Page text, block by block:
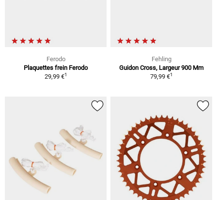
Ferodo
Plaquettes frein Ferodo
29,99 €1
Fehling
Guidon Cross, Largeur 900 Mm
79,99 €1